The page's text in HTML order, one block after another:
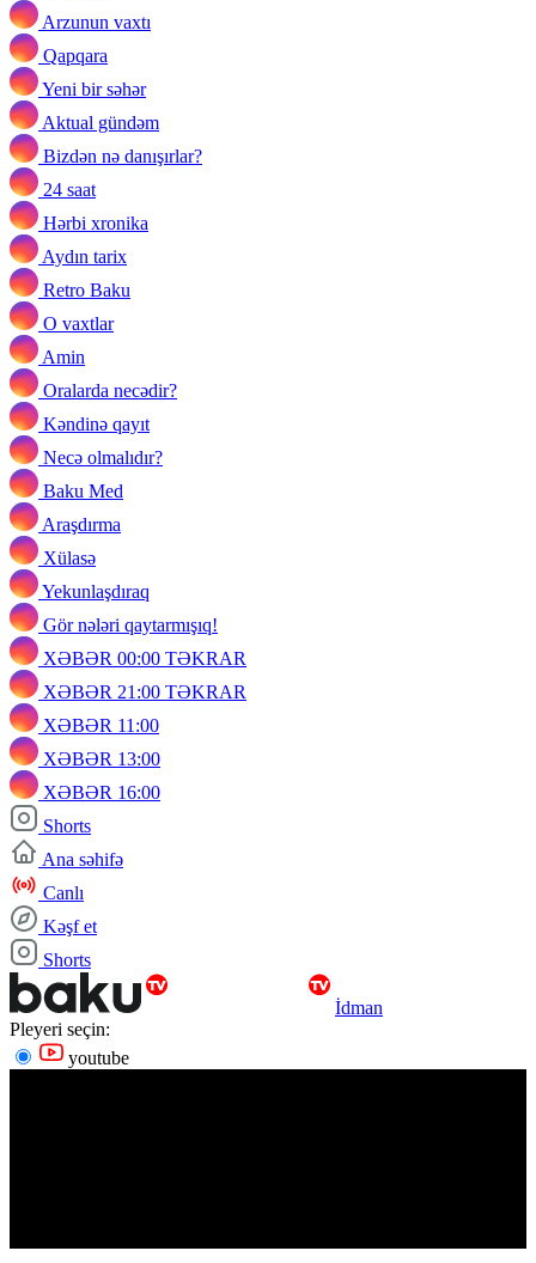
Arzunun vaxtı
Qapqara
Yeni bir səhər
Aktual gündəm
Bizdən nə danışırlar?
24 saat
Hərbi xronika
Aydın tarix
Retro Baku
O vaxtlar
Amin
Oralarda necədir?
Kəndinə qayıt
Necə olmalıdır?
Baku Med
Araşdırma
Xülasə
Yekunlaşdıraq
Gör nələri qaytarmışıq!
XƏBƏR 00:00 TƏKRAR
XƏBƏR 21:00 TƏKRAR
XƏBƏR 11:00
XƏBƏR 13:00
XƏBƏR 16:00
Shorts
Ana səhifə
Canlı
Kəşf et
Shorts
İdman
Pleyeri seçin:
youtube